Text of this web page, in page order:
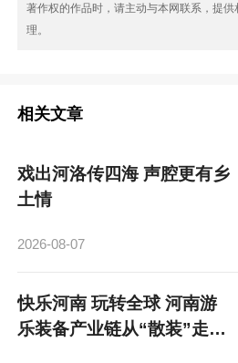
著作权的作品时，请主动与本网联系，提
理。
相关文章
戏出河洛传四海 声腔更有乡
土情
2026-08-07
快乐河南 玩转全球 河南游
乐装备产业链从“散装”走